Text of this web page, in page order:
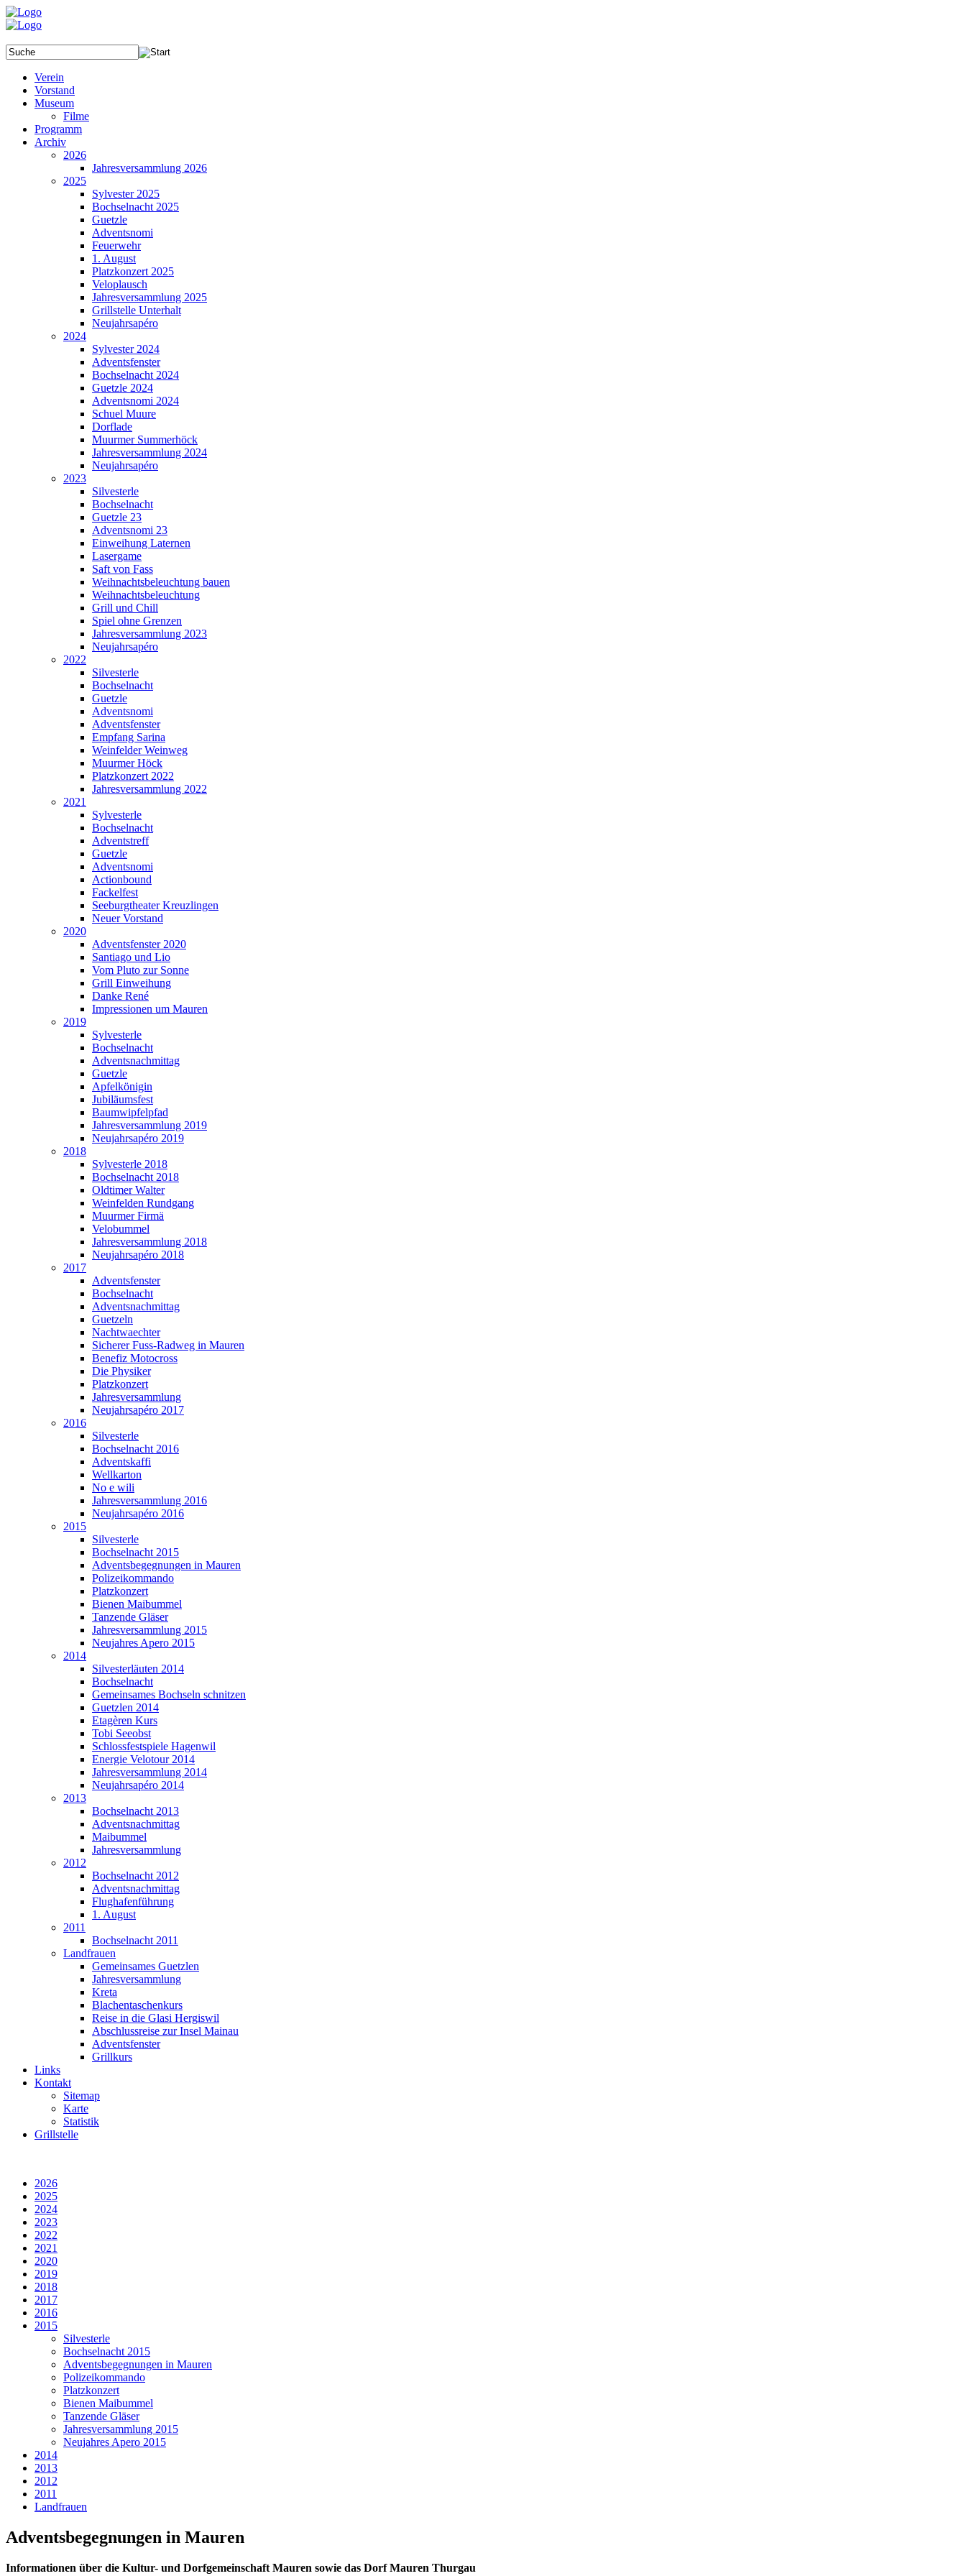
Verein
Vorstand
Museum
Filme
Programm
Archiv
2026
Jahresversammlung 2026
2025
Sylvester 2025
Bochselnacht 2025
Guetzle
Adventsnomi
Feuerwehr
1. August
Platzkonzert 2025
Veloplausch
Jahresversammlung 2025
Grillstelle Unterhalt
Neujahrsapéro
2024
Sylvester 2024
Adventsfenster
Bochselnacht 2024
Guetzle 2024
Adventsnomi 2024
Schuel Muure
Dorflade
Muurmer Summerhöck
Jahresversammlung 2024
Neujahrsapéro
2023
Silvesterle
Bochselnacht
Guetzle 23
Adventsnomi 23
Einweihung Laternen
Lasergame
Saft von Fass
Weihnachtsbeleuchtung bauen
Weihnachtsbeleuchtung
Grill und Chill
Spiel ohne Grenzen
Jahresversammlung 2023
Neujahrsapéro
2022
Silvesterle
Bochselnacht
Guetzle
Adventsnomi
Adventsfenster
Empfang Sarina
Weinfelder Weinweg
Muurmer Höck
Platzkonzert 2022
Jahresversammlung 2022
2021
Sylvesterle
Bochselnacht
Adventstreff
Guetzle
Adventsnomi
Actionbound
Fackelfest
Seeburgtheater Kreuzlingen
Neuer Vorstand
2020
Adventsfenster 2020
Santiago und Lio
Vom Pluto zur Sonne
Grill Einweihung
Danke René
Impressionen um Mauren
2019
Sylvesterle
Bochselnacht
Adventsnachmittag
Guetzle
Apfelkönigin
Jubiläumsfest
Baumwipfelpfad
Jahresversammlung 2019
Neujahrsapéro 2019
2018
Sylvesterle 2018
Bochselnacht 2018
Oldtimer Walter
Weinfelden Rundgang
Muurmer Firmä
Velobummel
Jahresversammlung 2018
Neujahrsapéro 2018
2017
Adventsfenster
Bochselnacht
Adventsnachmittag
Guetzeln
Nachtwaechter
Sicherer Fuss-Radweg in Mauren
Benefiz Motocross
Die Physiker
Platzkonzert
Jahresversammlung
Neujahrsapéro 2017
2016
Silvesterle
Bochselnacht 2016
Adventskaffi
Wellkarton
No e wili
Jahresversammlung 2016
Neujahrsapéro 2016
2015
Silvesterle
Bochselnacht 2015
Adventsbegegnungen in Mauren
Polizeikommando
Platzkonzert
Bienen Maibummel
Tanzende Gläser
Jahresversammlung 2015
Neujahres Apero 2015
2014
Silvesterläuten 2014
Bochselnacht
Gemeinsames Bochseln schnitzen
Guetzlen 2014
Etagèren Kurs
Tobi Seeobst
Schlossfestspiele Hagenwil
Energie Velotour 2014
Jahresversammlung 2014
Neujahrsapéro 2014
2013
Bochselnacht 2013
Adventsnachmittag
Maibummel
Jahresversammlung
2012
Bochselnacht 2012
Adventsnachmittag
Flughafenführung
1. August
2011
Bochselnacht 2011
Landfrauen
Gemeinsames Guetzlen
Jahresversammlung
Kreta
Blachentaschenkurs
Reise in die Glasi Hergiswil
Abschlussreise zur Insel Mainau
Adventsfenster
Grillkurs
Links
Kontakt
Sitemap
Karte
Statistik
Grillstelle
2026
2025
2024
2023
2022
2021
2020
2019
2018
2017
2016
2015
Silvesterle
Bochselnacht 2015
Adventsbegegnungen in Mauren
Polizeikommando
Platzkonzert
Bienen Maibummel
Tanzende Gläser
Jahresversammlung 2015
Neujahres Apero 2015
2014
2013
2012
2011
Landfrauen
Adventsbegegnungen in Mauren
Informationen über die Kultur- und Dorfgemeinschaft Mauren sowie das Dorf Mauren Thurgau